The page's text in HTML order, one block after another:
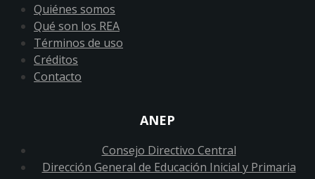
Quiénes somos
Qué son los REA
Términos de uso
Créditos
Contacto
ANEP
Consejo Directivo Central
Dirección General de Educación Inicial y Primaria